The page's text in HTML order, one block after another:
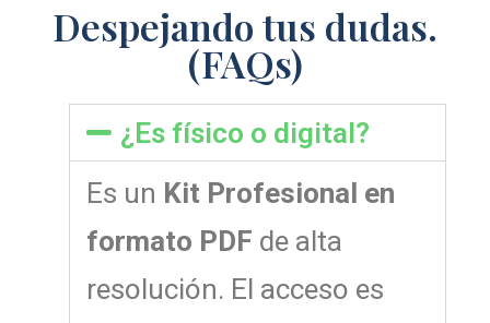
Despejando tus dudas.
(FAQs)
¿Es físico o digital?
Es un Kit Profesional en
formato PDF de alta
resolución. El acceso es